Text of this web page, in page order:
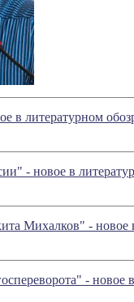
в литературном
- новое в
Михалков" -
-